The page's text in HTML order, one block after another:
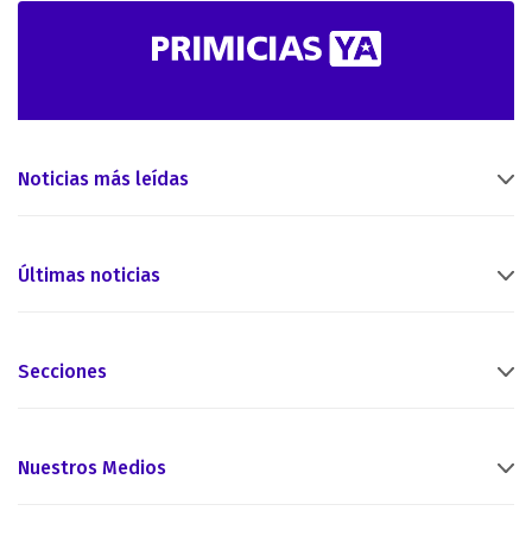
Noticias más leídas
Últimas noticias
Secciones
Nuestros Medios